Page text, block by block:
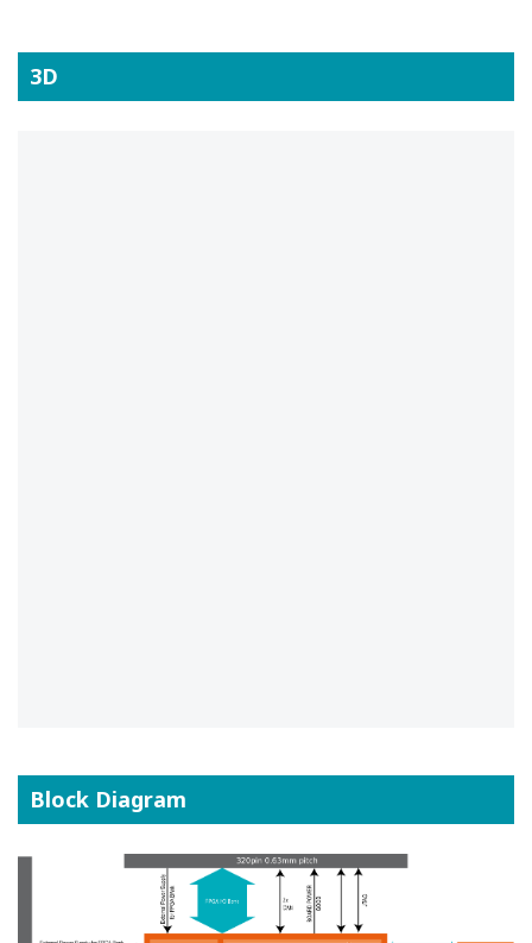
3D
Block Diagram